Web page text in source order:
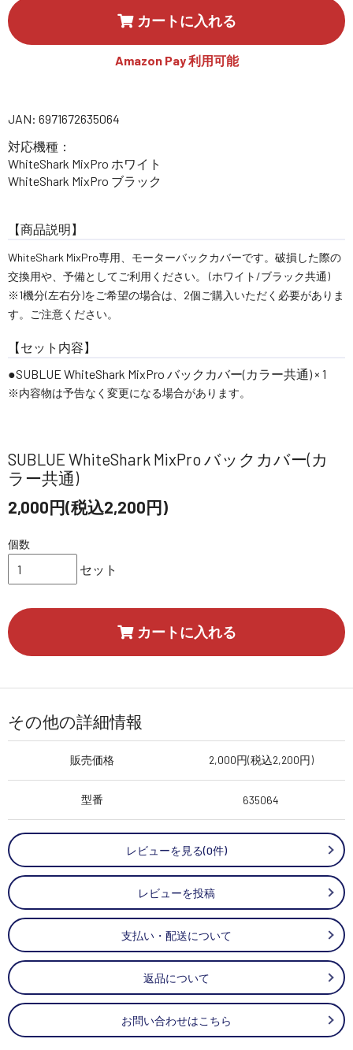
SEKIDO
カートに入れる
Amazon Pay 利用可能
JAN: 6971672635064
対応機種：
WhiteShark MixPro ホワイト
WhiteShark MixPro ブラック
【商品説明】
WhiteShark MixPro専用、モーターバックカバーです。破損した際の
交換用や、予備としてご利用ください。 (ホワイト/ブラック共通)
※1機分(左右分)をご希望の場合は、2個ご購入いただく必要がありま
す。ご注意ください。
【セット内容】
SUBLUE WhiteShark MixPro バックカバー(カラー共通) × 1
※内容物は予告なく変更になる場合があります。
SUBLUE WhiteShark MixPro バックカバー(カ
ラー共通)
2,000円(税込2,200円)
個数
セット
カートに入れる
その他の詳細情報
販売価格 2,000円(税込2,200円)
型番 635064
レビューを見る(0件)
レビューを投稿
支払い・配送について
返品について
お問い合わせはこちら